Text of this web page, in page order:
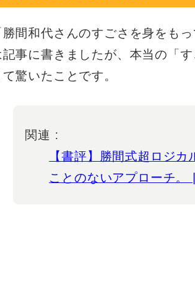
勝間和代さんのすごさを身をも
事に書きましたが、本当の「
驚いたことです。
関連 :
【書評】勝間式超ロジ
ことのないアプローチ。